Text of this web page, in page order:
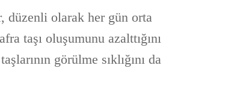
düzenli olarak her gün orta
taşı oluşumunu azalttığını
görülme sıklığını da